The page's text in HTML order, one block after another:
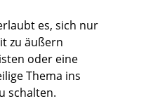
es, sich nur
zu äußern
oder eine
Thema ins
schalten.